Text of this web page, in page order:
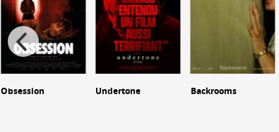
Obsession Undertone Backrooms